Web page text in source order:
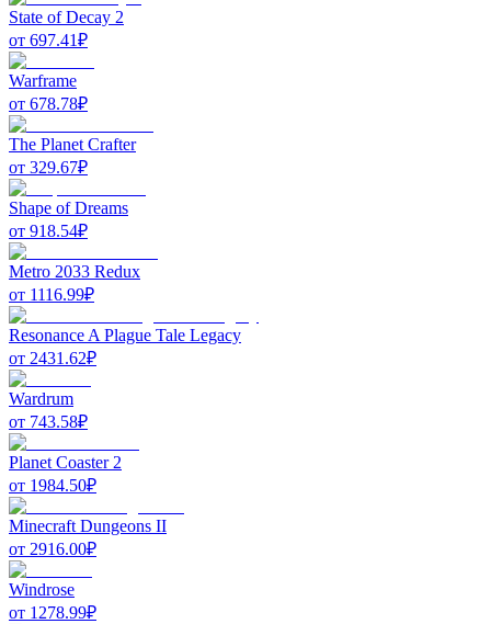
State of Decay 2
от 697.41₽
Warframe
от 678.78₽
The Planet Crafter
от 329.67₽
Shape of Dreams
от 918.54₽
Metro 2033 Redux
от 1116.99₽
Resonance A Plague Tale Legacy
от 2431.62₽
Wardrum
от 743.58₽
Planet Coaster 2
от 1984.50₽
Minecraft Dungeons II
от 2916.00₽
Windrose
от 1278.99₽